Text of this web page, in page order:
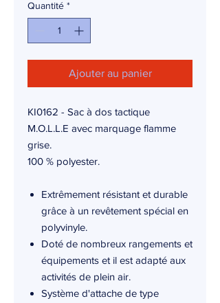
Quantité *
Ajouter au panier
KI0162 - Sac à dos tactique
M.O.L.L.E avec marquage flamme
grise.
100 % polyester.
Extrêmement résistant et durable
grâce à un revêtement spécial en
polyvinyle.
Doté de nombreux rangements et
équipements et il est adapté aux
activités de plein air.
Système d'attache de type